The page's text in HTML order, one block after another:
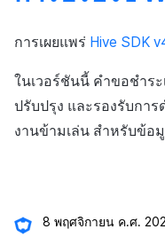
การเผยแพร่ Hive SDK
ในเวอร์ชันนี้ คำขอชำระ
ปรับปรุง และรองรับการ
งานข้ามเล่น สำหรับข้อ
8 พฤศจิกายน ค.ศ.